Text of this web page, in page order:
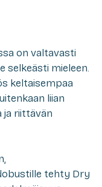
on valtavasti
selkeästi mieleen.
keltaisempaa
liian
ja riittävän
tehty Dry